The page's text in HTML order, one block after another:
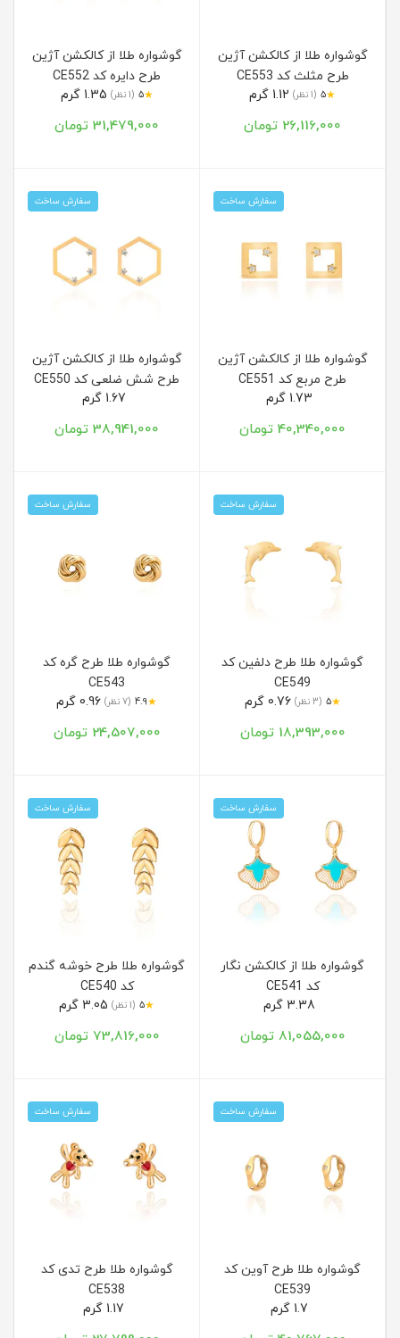
گوشواره طلا از کالکشن آژین
طرح مثلث کد CE553
★
5 (1 نظر)
26,116,000 تومان
گوشواره طلا از کالکشن آژین
طرح دایره کد CE552
★
5 (1 نظر)
31,479,000 تومان
سفارش ساخت
گوشواره طلا از کالکشن آژین
طرح مربع کد CE551
40,340,000 تومان
سفارش ساخت
گوشواره طلا از کالکشن آژین
طرح شش ضلعی کد CE550
38,941,000 تومان
سفارش ساخت
گوشواره طلا طرح دلفین کد
CE549
★
5 (3 نظر) 0.76 گرم
18,393,000 تومان
سفارش ساخت
گوشواره طلا طرح گره کد
CE543
★
4.9 (7 نظر)
24,507,000 تومان
سفارش ساخت
گوشواره طلا از کالکشن نگار
کد CE541
81,055,000 تومان
سفارش ساخت
گوشواره طلا طرح خوشه گندم
کد CE540
★
5 (1 نظر)
73,816,000 تومان
سفارش ساخت
گوشواره طلا طرح آوین کد
CE539
سفارش ساخت
گوشواره طلا طرح تدی کد
CE538